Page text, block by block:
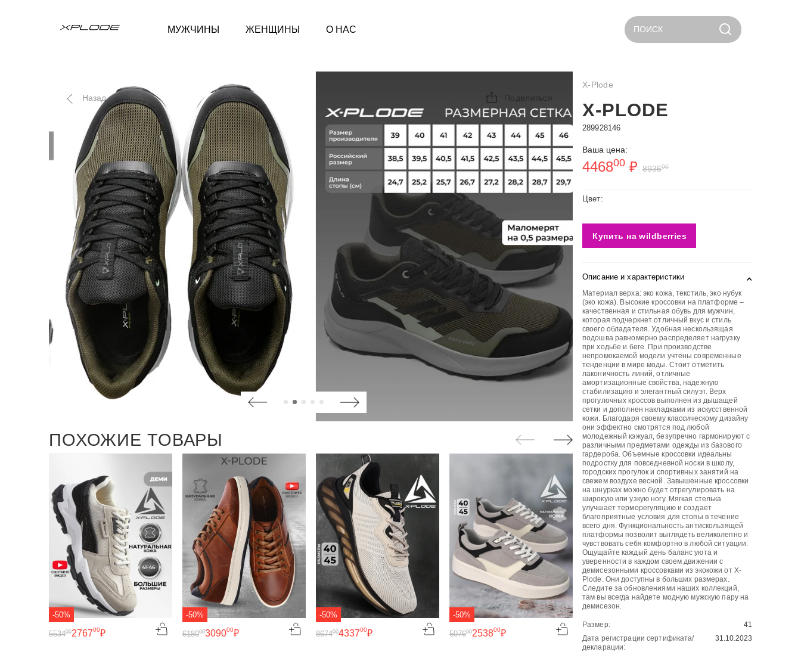
МУЖЧИНЫ ЖЕНЩИНЫ О НАС ПОИСК
Назад Поделиться
ПОХОЖИЕ ТОВАРЫ
-50%
276700₽
553400
-50%
309000₽
618000
-50%
433700₽
867400
-50%
253800₽
507600 5808 4321
8642
X-Plode
X-PLODE
289928146
Ваша цена:
446800 ₽ 893600
Цвет:
Купить на wildberries
Описание и характеристики
Материал верха: эко кожа, текстиль, эко нубук
(эко кожа). Высокие кроссовки на платформе –
качественная и стильная обувь для мужчин,
которая подчеркнет отличный вкус и стиль
своего обладателя. Удобная нескользящая
подошва равномерно распределяет нагрузку
при ходьбе и беге. При производстве
непромокаемой модели учтены современные
тенденции в мире моды. Стоит отметить
лаконичность линий, отличные
амортизационные свойства, надежную
стабилизацию и элегантный силуэт. Верх
прогулочных кроссов выполнен из дышащей
сетки и дополнен накладками из искусственной
кожи. Благодаря своему классическому дизайну
они эффектно смотрятся под любой
молодежный кэжуал, безупречно гармонируют с
различными предметами одежды из базового
гардероба. Объемные кроссовки идеальны
подростку для повседневной носки в школу,
городских прогулок и спортивных занятий на
свежем воздухе весной. Завышенные кроссовки
на шнурках можно будет отрегулировать на
широкую или узкую ногу. Мягкая стелька
улучшает терморегуляцию и создает
благоприятные условия для стопы в течение
всего дня. Функциональность антискользящей
платформы позволит выглядеть великолепно и
чувствовать себя комфортно в любой ситуации.
Ощущайте каждый день баланс уюта и
уверенности в каждом своем движении с
демисезонными кроссовками из экокожи от X-
Plode. Они доступны в больших размерах.
Следите за обновлениями наших коллекций,
там вы всегда найдете модную мужскую пару на
демисезон.
Размер:
41
Дата регистрации сертификата/
декларации:
31.10.2023